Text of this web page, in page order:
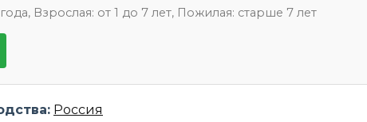
Взрослая: от 1 до 7 лет, Пожилая: старше 7 лет
Россия